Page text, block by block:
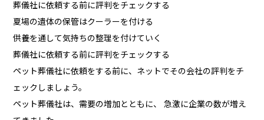
葬儀社に依頼する前に評判をチェックする
夏場の遺体の保管はクーラーを付ける
供養を通して気持ちの整理を付けていく
葬儀社に依頼する前に評判をチェックする
ペット葬儀社に依頼をする前に、ネットでその会社の評判をチ
ェックしましょう。
ペット葬儀社は、需要の増加とともに、 急激に企業の数が増え